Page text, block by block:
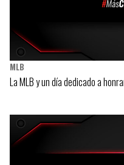
MLB
La MLB y un día dedicado a